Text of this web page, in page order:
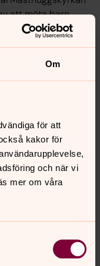
Om
för att
kakor för
och när vi
mer om våra
att möta barn
och pedagoger i
kyrkan pratar
delta i samma
hur du själv kan
oss och utforska
öppettider!
för förbokade